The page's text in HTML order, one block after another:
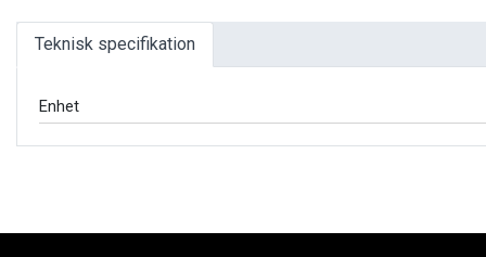
Teknisk specifikation
Enhet